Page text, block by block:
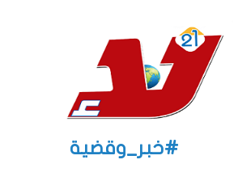
#خبر_وقضية